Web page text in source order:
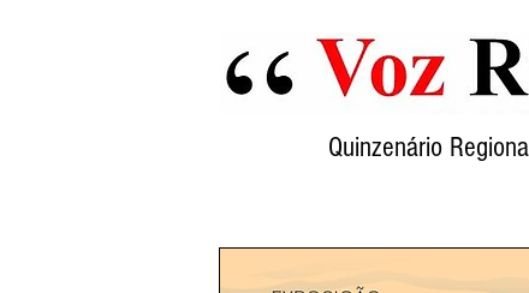
Quinzenário